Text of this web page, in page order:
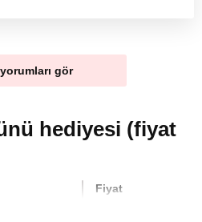
gör
hediyesi (fiyat
Fiyat